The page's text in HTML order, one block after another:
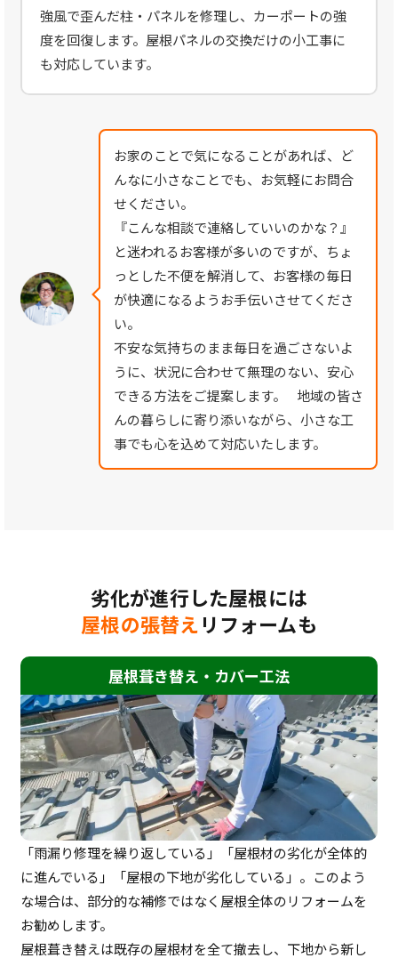
強風で歪んだ柱・パネルを修理し、カーポートの強
度を回復します。屋根パネルの交換だけの小工事に
も対応しています。
お家のことで気になることがあれば、ど
んなに小さなことでも、お気軽にお問合
せください。
『こんな相談で連絡していいのかな？』
と迷われるお客様が多いのですが、ちょ
っとした不便を解消して、お客様の毎日
が快適になるようお手伝いさせてくださ
い。
不安な気持ちのまま毎日を過ごさないよ
うに、状況に合わせて無理のない、安心
できる方法をご提案します。 地域の皆さ
んの暮らしに寄り添いながら、小さな工
事でも心を込めて対応いたします。
劣化が進行した屋根には
屋根の張替えリフォームも
屋根葺き替え・カバー工法
「雨漏り修理を繰り返している」「屋根材の劣化が全体的
に進んでいる」「屋根の下地が劣化している」。このよう
な場合は、部分的な補修ではなく屋根全体のリフォームを
お勧めします。
屋根葺き替えは既存の屋根材を全て撤去し、下地から新し